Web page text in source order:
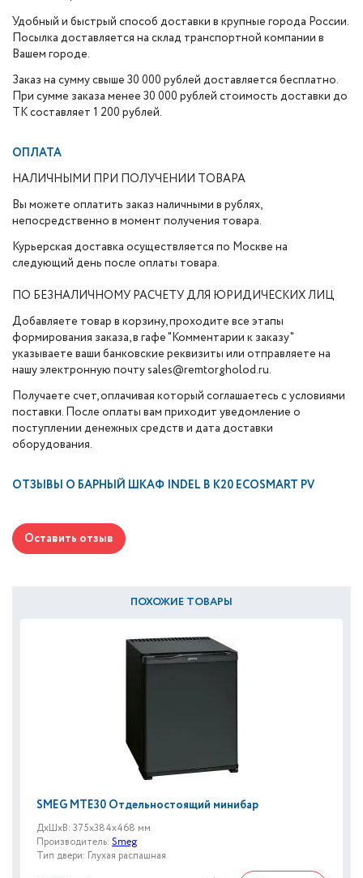
Удобный и быстрый способ доставки в крупные города России.
Посылка доставляется на склад транспортной компании в
Вашем городе.
Заказ на сумму свыше 30 000 рублей доставляется бесплатно.
При сумме заказа менее 30 000 рублей стоимость доставки до
ТК составляет 1 200 рублей.
ОПЛАТА
НАЛИЧНЫМИ ПРИ ПОЛУЧЕНИИ ТОВАРА
Вы можете оплатить заказ наличными в рублях,
непосредственно в момент получения товара.
Курьерская доставка осуществляется по Москве на
следующий день после оплаты товара.
ПО БЕЗНАЛИЧНОМУ РАСЧЕТУ ДЛЯ ЮРИДИЧЕСКИХ ЛИЦ
Добавляете товар в корзину, проходите все этапы
формирования заказа, в гафе "Комментарии к заказу"
указываете ваши банковские реквизиты или отправляете на
нашу электронную почту sales@remtorgholod.ru.
Получаете счет, оплачивая который соглашаетесь с условиями
поставки. После оплаты вам приходит уведомление о
поступлении денежных средств и дата доставки
оборудования.
ОТЗЫВЫ О БАРНЫЙ ШКАФ INDEL В K20 ECOSMART PV
Оставить отзыв
ПОХОЖИЕ ТОВАРЫ
SMEG MTE30 Отдельностоящий минибар
ДxШxВ: 375x384x468 мм
Производитель: Smeg
Тип двери: Глухая распашная